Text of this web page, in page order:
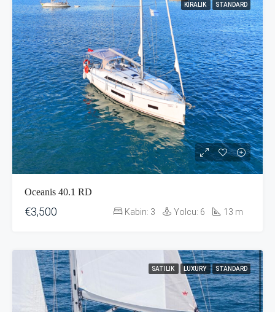
KIRALIK STANDARD
Oceanis 40.1 RD
€3,500 Kabin: 3 Yolcu: 6 13 m
SATILIK LUXURY STANDARD